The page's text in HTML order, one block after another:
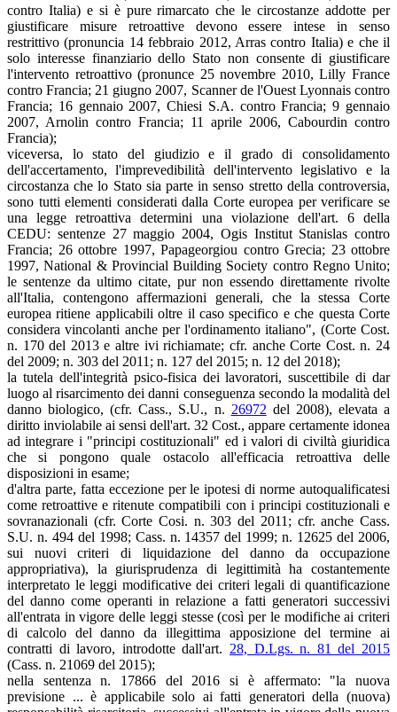
contro Italia) e si è pure rimarcato che le circostanze addotte per
giustificare misure retroattive devono essere intese in senso
restrittivo (pronuncia 14 febbraio 2012, Arras contro Italia) e che il
solo interesse finanziario dello Stato non consente di giustificare
l'intervento retroattivo (pronunce 25 novembre 2010, Lilly France
contro Francia; 21 giugno 2007, Scanner de l'Ouest Lyonnais contro
Francia; 16 gennaio 2007, Chiesi S.A. contro Francia; 9 gennaio
2007, Arnolin contro Francia; 11 aprile 2006, Cabourdin contro
Francia);
viceversa, lo stato del giudizio e il grado di consolidamento
dell'accertamento, l'imprevedibilità dell'intervento legislativo e la
circostanza che lo Stato sia parte in senso stretto della controversia,
sono tutti elementi considerati dalla Corte europea per verificare se
una legge retroattiva determini una violazione dell'art. 6 della
CEDU: sentenze 27 maggio 2004, Ogis Institut Stanislas contro
Francia; 26 ottobre 1997, Papageorgiou contro Grecia; 23 ottobre
1997, National & Provincial Building Society contro Regno Unito;
le sentenze da ultimo citate, pur non essendo direttamente rivolte
all'Italia, contengono affermazioni generali, che la stessa Corte
europea ritiene applicabili oltre il caso specifico e che questa Corte
considera vincolanti anche per l'ordinamento italiano", (Corte Cost.
n. 170 del 2013 e altre ivi richiamate; cfr. anche Corte Cost. n. 24
del 2009; n. 303 del 2011; n. 127 del 2015; n. 12 del 2018);
la tutela dell'integrità psico-fisica dei lavoratori, suscettibile di dar
luogo al risarcimento dei danni conseguenza secondo la modalità del
danno biologico, (cfr. Cass., S.U., n. 26972 del 2008), elevata a
diritto inviolabile ai sensi dell'art. 32 Cost., appare certamente idonea
ad integrare i "principi costituzionali" ed i valori di civiltà giuridica
che si pongono quale ostacolo all'efficacia retroattiva delle
disposizioni in esame;
d'altra parte, fatta eccezione per le ipotesi di norme autoqualificatesi
come retroattive e ritenute compatibili con i principi costituzionali e
sovranazionali (cfr. Corte Cosi. n. 303 del 2011; cfr. anche Cass.
S.U. n. 494 del 1998; Cass. n. 14357 del 1999; n. 12625 del 2006,
sui nuovi criteri di liquidazione del danno da occupazione
appropriativa), la giurisprudenza di legittimità ha costantemente
interpretato le leggi modificative dei criteri legali di quantificazione
del danno come operanti in relazione a fatti generatori successivi
all'entrata in vigore delle leggi stesse (così per le modifiche ai criteri
di calcolo del danno da illegittima apposizione del termine ai
contratti di lavoro, introdotte dall'art. 28, D.Lgs. n. 81 del 2015
(Cass. n. 21069 del 2015);
nella sentenza n. 17866 del 2016 si è affermato: "la nuova
previsione ... è applicabile solo ai fatti generatori della (nuova)